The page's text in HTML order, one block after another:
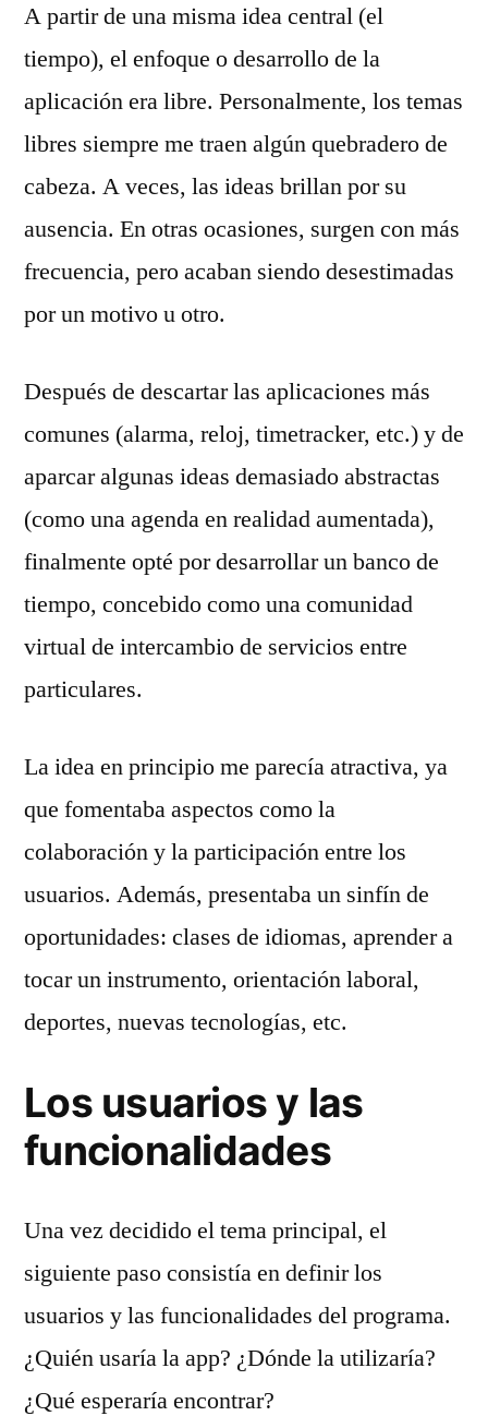
A partir de una misma idea central (el
tiempo), el enfoque o desarrollo de la
aplicación era libre. Personalmente, los temas
libres siempre me traen algún quebradero de
cabeza. A veces, las ideas brillan por su
ausencia. En otras ocasiones, surgen con más
frecuencia, pero acaban siendo desestimadas
por un motivo u otro.
Después de descartar las aplicaciones más
comunes (alarma, reloj, timetracker, etc.) y de
aparcar algunas ideas demasiado abstractas
(como una agenda en realidad aumentada),
finalmente opté por desarrollar un banco de
tiempo, concebido como una comunidad
virtual de intercambio de servicios entre
particulares.
La idea en principio me parecía atractiva, ya
que fomentaba aspectos como la
colaboración y la participación entre los
usuarios. Además, presentaba un sinfín de
oportunidades: clases de idiomas, aprender a
tocar un instrumento, orientación laboral,
deportes, nuevas tecnologías, etc.
Los usuarios y las
funcionalidades
Una vez decidido el tema principal, el
siguiente paso consistía en definir los
usuarios y las funcionalidades del programa.
¿Quién usaría la app? ¿Dónde la utilizaría?
¿Qué esperaría encontrar?